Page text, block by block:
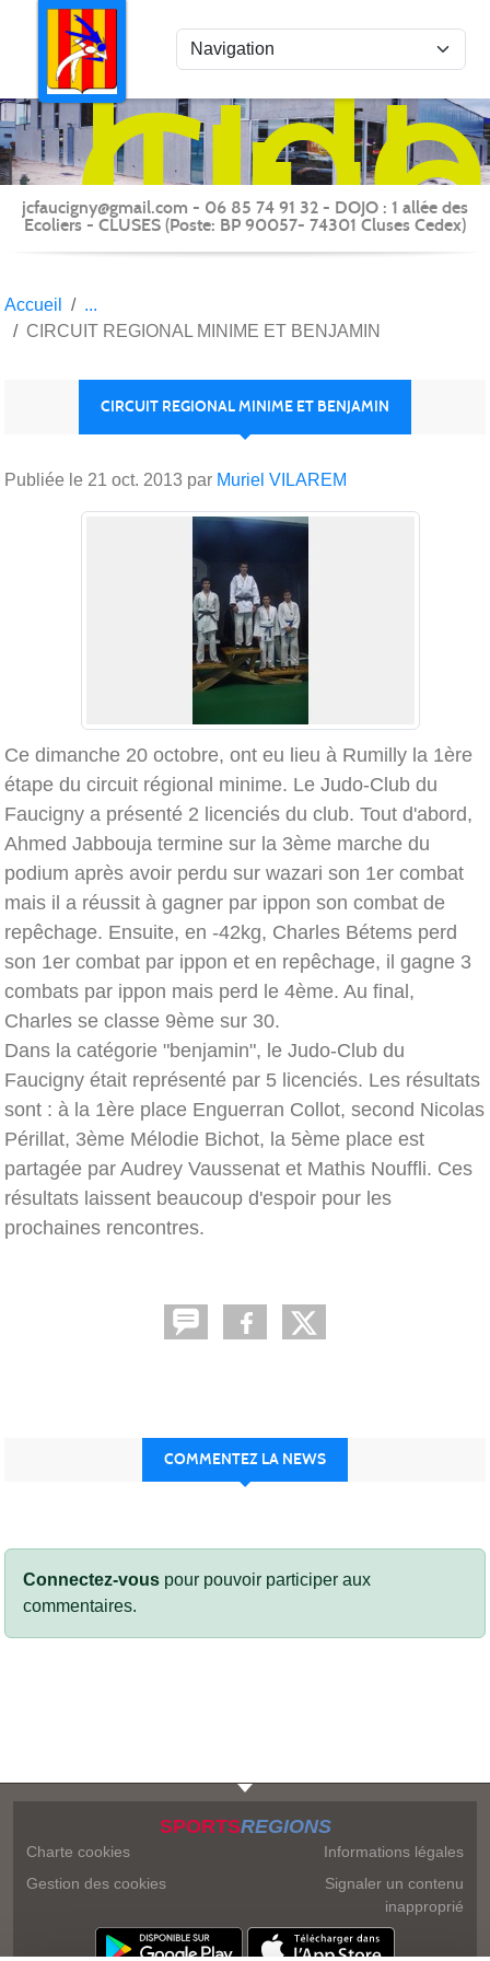
Judo
du
-
jcfaucigny@gmail.com - 06 85 74 91 32 - DOJO : 1 allée des
Ecoliers - CLUSES (Poste: BP 90057- 74301 Cluses Cedex)
Accueil
CIRCUIT REGIONAL MINIME ET BENJAMIN
CIRCUIT REGIONAL MINIME ET BENJAMIN
Publiée le 21 oct. 2013 par Muriel VILAREM
Ce dimanche 20 octobre, ont eu lieu à Rumilly la 1ère
étape du circuit régional minime. Le Judo-Club du
Faucigny a présenté 2 licenciés du club. Tout d'abord,
Ahmed Jabbouja termine sur la 3ème marche du
podium après avoir perdu sur wazari son 1er combat
mais il a réussit à gagner par ippon son combat de
repêchage. Ensuite, en -42kg, Charles Bétems perd
son 1er combat par ippon et en repêchage, il gagne 3
combats par ippon mais perd le 4ème. Au final,
Charles se classe 9ème sur 30.
Dans la catégorie "benjamin", le Judo-Club du
Faucigny était représenté par 5 licenciés. Les résultats
sont : à la 1ère place Enguerran Collot, second Nicolas
Périllat, 3ème Mélodie Bichot, la 5ème place est
partagée par Audrey Vaussenat et Mathis Nouffli. Ces
résultats laissent beaucoup d'espoir pour les
prochaines rencontres.
COMMENTEZ LA NEWS
Connectez-vous pour pouvoir participer aux
commentaires.
SPORTSREGIONS
Charte cookies
Gestion des cookies
Informations légales
Signaler un contenu
inapproprié
Panneau de gestion des cookies